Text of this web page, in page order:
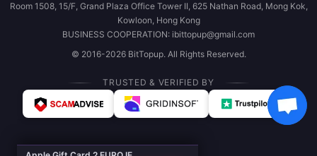
Room 1508, 15/F, Grand Plaza Office Tower II, 625 Nathan Road, Mong Kok,
Kowloon, Hong Kong
BUSINESS COOPERATION: ibittopup@gmail.com
© 2016-2026 BitTopup. All Rights Reserved.
TRUSTED & VERIFIED BY